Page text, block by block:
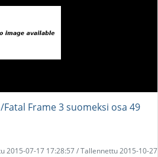
Frame 3 suomeksi osa 49
2015-07-17 17:28:57 / Tallennettu 2015-10-27